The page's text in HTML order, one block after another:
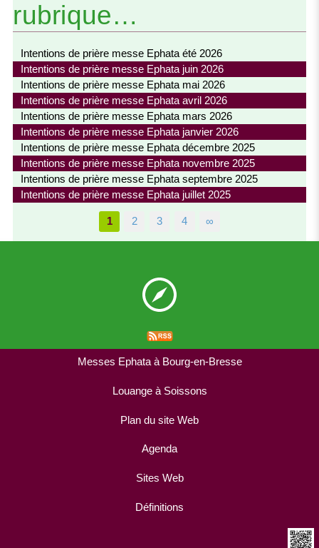
rubrique…
Intentions de prière messe Ephata été 2026
Intentions de prière messe Ephata juin 2026
Intentions de prière messe Ephata mai 2026
Intentions de prière messe Ephata avril 2026
Intentions de prière messe Ephata mars 2026
Intentions de prière messe Ephata janvier 2026
Intentions de prière messe Ephata décembre 2025
Intentions de prière messe Ephata novembre 2025
Intentions de prière messe Ephata septembre 2025
Intentions de prière messe Ephata juillet 2025
1 2 3 4 ∞
Messes Ephata à Bourg-en-Bresse
Louange à Soissons
Plan du site Web
Agenda
Sites Web
Définitions